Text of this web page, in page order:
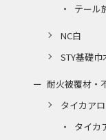
テール
NC白
STY基礎
耐火被覆材・
タイカア
タイカ